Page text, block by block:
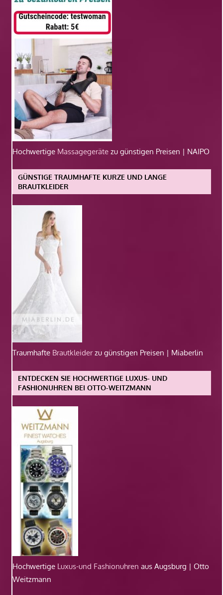
Hochwertige Massagegeräte zu günstigen Preisen | NAIPO
GÜNSTIGE TRAUMHAFTE KURZE UND LANGE
BRAUTKLEIDER
Traumhafte Brautkleiderzu günstigen Preisen | Miaberlin
ENTDECKEN SIE HOCHWERTIGE LUXUS- UND
FASHIONUHREN BEI OTTO-WEITZMANN
Hochwertige Luxus-und Fashionuhren aus Augsburg | Otto
Weitzmann